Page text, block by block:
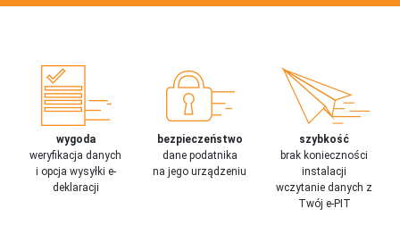
wygoda
weryfikacja danych
i opcja wysyłki e-
deklaracji
bezpieczeństwo
dane podatnika
na jego urządzeniu
szybkość
brak konieczności
instalacji
wczytanie danych z
Twój e-PIT